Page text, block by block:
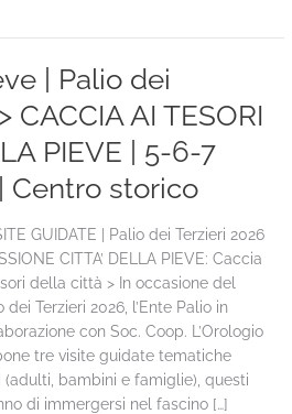
| Palio dei
CACCIA AI TESORI
PIEVE | 5-6-7
Centro storico
GUIDATE | Palio dei Terzieri 2026
CITTA’ DELLA PIEVE: Caccia
della città > In occasione del
dei Terzieri 2026, l’Ente Palio in
con Soc. Coop. L’Orologio
tre visite guidate tematiche
bambini e famiglie), questi
di immergersi nel fascino […]